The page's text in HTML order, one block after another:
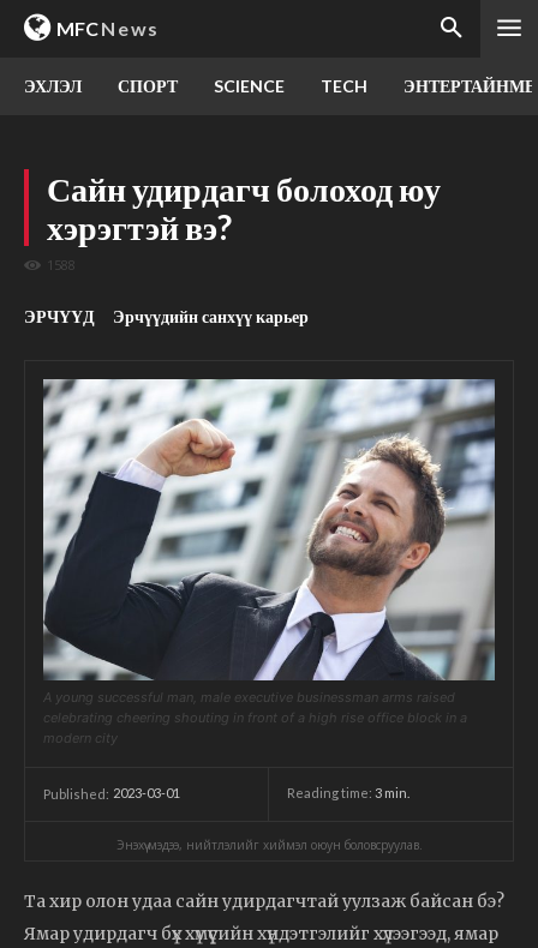
MFCNews
ЭХЛЭЛ СПОРТ SCIENCE TECH
Сайн удирдагч болоход юу
хэрэгтэй вэ?
1588
ЭРЧҮҮД Эрчүүдийн санхүү карьер
A young successful man, male executive businessman arms raised
celebrating cheering shouting in front of a high rise office block in a
modern city
Published: 2023-03-01 Reading time: 3 min.
Энэхүү мэдээ, нийтлэлийг хиймэл оюун боловсруулав.
Та хир олон удаа сайн удирдагчтай уулзаж байсан бэ?
Ямар удирдагч бүх хүмүүсийн хүндэтгэлийг хүлээгээд, ямар